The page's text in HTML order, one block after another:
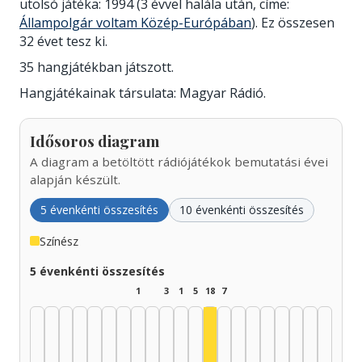
utolsó játéka: 1994 (3 évvel halála után, címe:
Állampolgár voltam Közép-Európában). Ez összesen
32 évet tesz ki.
35 hangjátékban játszott.
Hangjátékainak társulata: Magyar Rádió.
Idősoros diagram
A diagram a betöltött rádiójátékok bemutatási évei
alapján készült.
5 évenkénti összesítés 10 évenkénti összesítés
Színész
5 évenkénti összesítés
1 3 1 5 18 7